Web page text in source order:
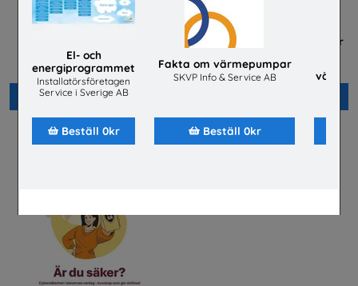
El- och
energiprogrammet
Installatörsföretagen
Service i Sverige AB
Beställ 0kr
Fakta om värmepumpar
SKVP Info & Service AB
Beställ 0kr
Energiföretagen Sverige
Beställ 0kr
Håll koll på dina rättigheter
Byggnads